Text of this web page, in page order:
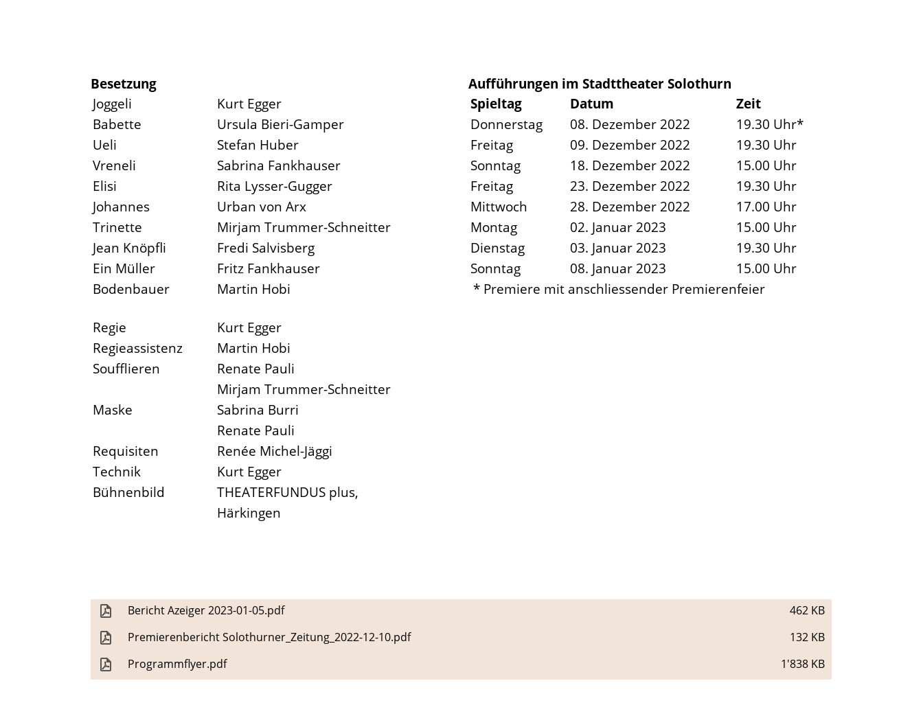
Besetzung
Joggeli
Kurt Egger
Babette
Ursula Bieri-Gamper
Ueli
Stefan Huber
Vreneli
Sabrina Fankhauser
Elisi
Rita Lysser-Gugger
Johannes
Urban von Arx
Trinette
Mirjam Trummer-Schneitter
Jean Knöpfli
Fredi Salvisberg
Ein Müller
Fritz Fankhauser
Bodenbauer
Martin Hobi
Regie
Kurt Egger
Regieassistenz
Martin Hobi
Soufflieren
Renate Pauli
Mirjam Trummer-Schneitter
Maske
Sabrina Burri
Renate Pauli
Requisiten
Renée Michel-Jäggi
Technik
Kurt Egger
Bühnenbild
THEATERFUNDUS plus,
Härkingen
Aufführungen im Stadttheater Solothurn
Spieltag
Datum
Zeit
Donnerstag
08. Dezember 2022
19.30 Uhr*
Freitag
09. Dezember 2022
19.30 Uhr
Sonntag
18. Dezember 2022
15.00 Uhr
Freitag
23. Dezember 2022
19.30 Uhr
Mittwoch
28. Dezember 2022
17.00 Uhr
Montag
02. Januar 2023
15.00 Uhr
Dienstag
03. Januar 2023
19.30 Uhr
Sonntag
08. Januar 2023
15.00 Uhr
* Premiere mit anschliessender Premierenfeier
Bericht Azeiger 2023-01-05.pdf
462 KB
Premierenbericht Solothurner_Zeitung_2022-12-10.pdf
132 KB
Programmflyer.pdf
1'838 KB